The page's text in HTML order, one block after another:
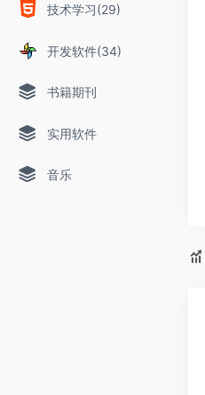
技术学习(29)
开发软件(34)
书籍期刊
实用软件
音乐